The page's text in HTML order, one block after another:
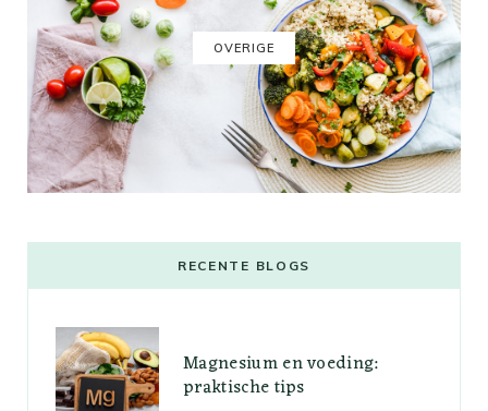
OVERIGE
RECENTE BLOGS
Magnesium en voeding:
praktische tips